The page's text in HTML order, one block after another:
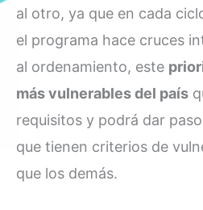
al otro, ya que en cada
el programa hace cruces
al ordenamiento, este
más vulnerables del país
requisitos y podrá dar
que tienen criterios de
que los demás.